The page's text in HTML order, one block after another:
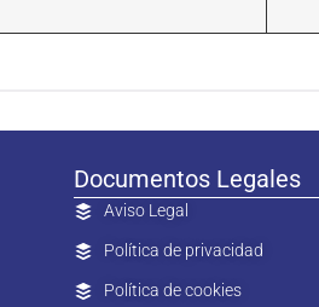
Documentos Legales
Aviso Legal
Política de privacidad
Política de cookies